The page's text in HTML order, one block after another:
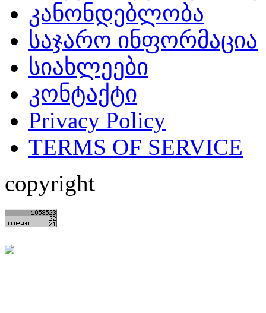
კანონდებლობა
საჯარო ინფორმაცია
სიახლეები
კონტაქტი
Privacy Policy
TERMS OF SERVICE
copyright